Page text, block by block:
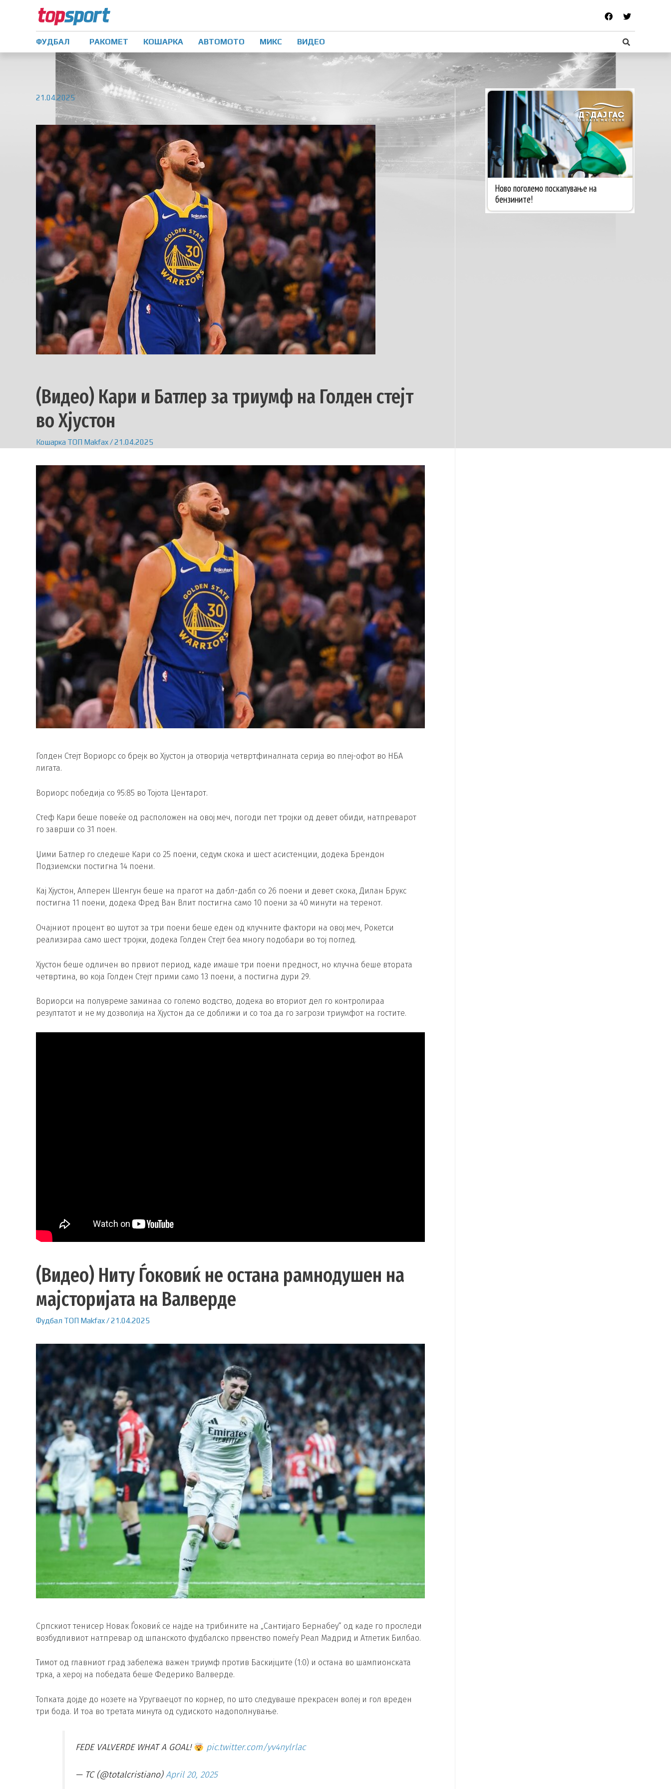
ФУДБАЛ РАКОМЕТ КОШАРКА АВТОМОТО МИКС ВИДЕО
21.04.2025
(Видео) Кари и Батлер за триумф на Голден стејт
во Хјустон
Кошарка ТОП Makfax/21.04.2025
Голден Стејт Вориорс со брејк во Хјустон ја отворија четвртфиналната серија во плеј-офот во НБА
лигата.
Вориорс победија со 95:85 во Тојота Центарот.
Стеф Кари беше повеќе од расположен на овој меч, погоди пет тројки од девет обиди, натпреварот
го заврши со 31 поен.
Џими Батлер го следеше Кари со 25 поени, седум скока и шест асистенции, додека Брендон
Подзиемски постигна 14 поени.
Кај Хјустон, Алперен Шенгун беше на прагот на дабл-дабл со 26 поени и девет скока, Дилан Брукс
постигна 11 поени, додека Фред Ван Влит постигна само 10 поени за 40 минути на теренот.
Очајниот процент во шутот за три поени беше еден од клучните фактори на овој меч, Рокетси
реализираа само шест тројки, додека Голден Стејт беа многу подобари во тој поглед.
Хјустон беше одличен во првиот период, каде имаше три поени предност, но клучна беше втората
четвртина, во која Голден Стејт прими само 13 поени, а постигна дури 29.
Вориорси на полувреме заминаа со големо водство, додека во вториот дел го контролираа
резултатот и не му дозволија на Хјустон да се доближи и со тоа да го загрози триумфот на гостите.
(Видео) Ниту Ѓоковиќ не остана рамнодушен на
мајсторијата на Валверде
Фудбал ТОП Makfax/21.04.2025
Српскиот тенисер Новак Ѓоковиќ се најде на трибините на „Сантијаго Бернабеу“ од каде го проследи
возбудливиот натпревар од шпанското фудбалско првенство помеѓу Реал Мадрид и Атлетик Билбао.
Тимот од главниот град забележа важен триумф против Баскијците (1:0) и остана во шампионската
трка, а херој на победата беше Федерико Валверде.
Топката дојде до нозете на Уругваецот по корнер, по што следуваше прекрасен волеј и гол вреден
три бода. И тоа во третата минута од судиското надополнување.
FEDE VALVERDE WHAT A GOAL! pic.twitter.com/yv4nylrlac
— TC (@totalcristiano)April 20, 2025